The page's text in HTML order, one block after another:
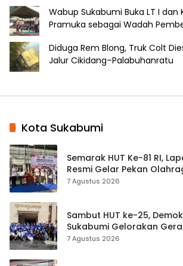
Wabup Sukabumi Buka LT I dan
Pramuka sebagai Wadah
Diduga Rem Blong, Truk Colt
Jalur Cikidang–Palabuhanratu
Kota Sukabumi
Semarak HUT Ke-81 RI,
Resmi Gelar Pekan
Tradisional
7 Agustus 2026
Sambut HUT ke-25,
Sukabumi Gelorakan
ASRI Lewat Aksi Bersih
7 Agustus 2026